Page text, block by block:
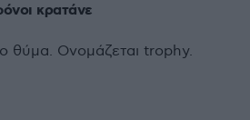
κρατάνε
θύμα. Ονομάζεται trophy.